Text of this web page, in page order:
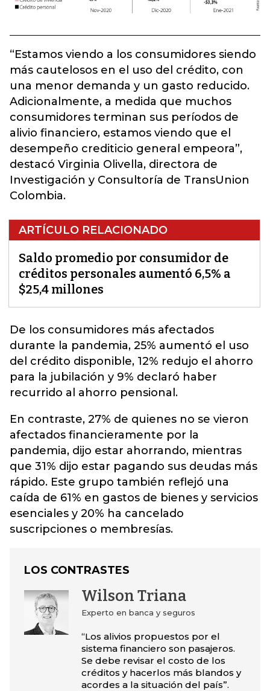
“Estamos viendo a los consumidores siendo
más cautelosos en el uso del crédito, con
una menor demanda y un gasto reducido.
Adicionalmente, a medida que muchos
consumidores terminan sus períodos de
alivio financiero, estamos viendo que el
desempeño crediticio general empeora”,
destacó Virginia Olivella, directora de
Investigación y Consultoría de TransUnion
Colombia.
ARTÍCULO RELACIONADO
Saldo promedio por consumidor de
créditos personales aumentó 6,5% a
$25,4 millones
De los consumidores más afectados
durante la pandemia, 25% aumentó el uso
del crédito disponible, 12% redujo el ahorro
para la jubilación y 9% declaró haber
recurrido al ahorro pensional.
En contraste, 27% de quienes no se vieron
afectados financieramente por la
pandemia, dijo estar ahorrando, mientras
que 31% dijo estar pagando sus deudas más
rápido. Este grupo también reflejó una
caída de 61% en gastos de bienes y servicios
esenciales y 20% ha cancelado
suscripciones o membresías.
LOS CONTRASTES
Wilson Triana
Experto en banca y seguros
“Los alivios propuestos por el
sistema financiero son pasajeros.
Se debe revisar el costo de los
créditos y hacerlos más blandos y
acordes a la situación del país”.